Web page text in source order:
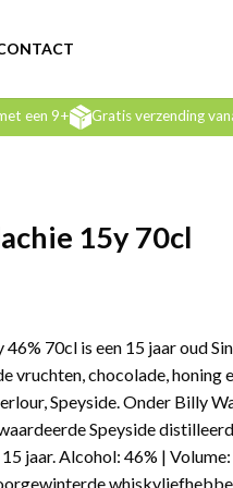
een 9+ Gratis verzending
15y 70cl
46% 70cl is een 15 jaar oud
vruchten, chocolade, honing
Speyside. Onder Billy
Speyside
jaar. Alcohol: 46% |